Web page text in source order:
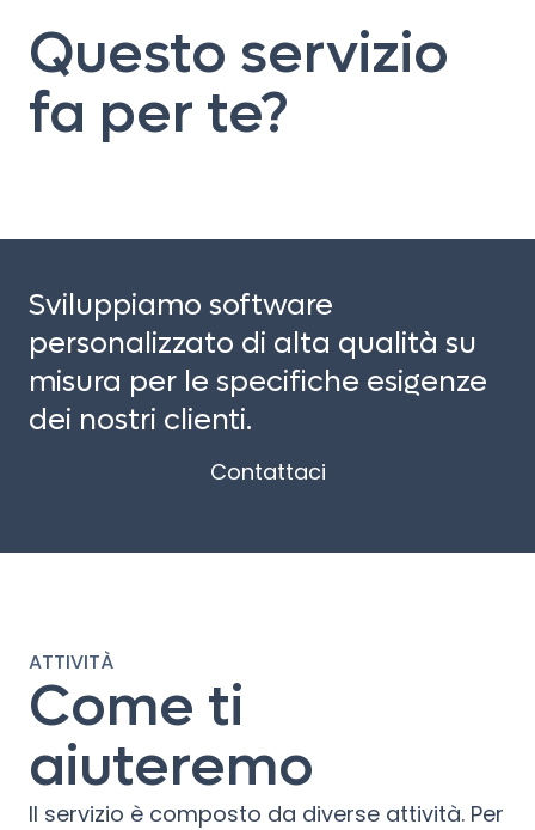
Questo servizio
fa per te?
Sviluppiamo software
personalizzato di alta qualità su
misura per le specifiche esigenze
dei nostri clienti.
Contattaci
ATTIVITÀ
Come ti
aiuteremo
Il servizio è composto da diverse attività. Per